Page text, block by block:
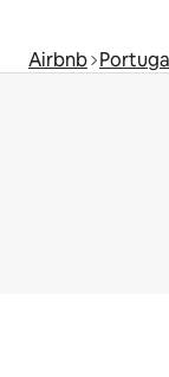
Airbnb